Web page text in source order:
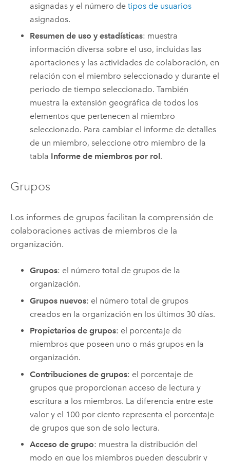
asignadas y el número detipos de usuarios
asignados.
Resumen de uso y estadísticas: muestra
información diversa sobre el uso, incluidas las
aportaciones y las actividades de colaboración, en
relación con el miembro seleccionado y durante el
periodo de tiempo seleccionado. También
muestra la extensión geográfica de todos los
elementos que pertenecen al miembro
seleccionado. Para cambiar el informe de detalles
de un miembro, seleccione otro miembro de la
tabla Informe de miembros por rol.
Grupos
Los informes de grupos facilitan la comprensión de
colaboraciones activas de miembros de la
organización.
Grupos: el número total de grupos de la
organización.
Grupos nuevos: el número total de grupos
creados en la organización en los últimos 30 días.
Propietarios de grupos: el porcentaje de
miembros que poseen uno o más grupos en la
organización.
Contribuciones de grupos: el porcentaje de
grupos que proporcionan acceso de lectura y
escritura a los miembros. La diferencia entre este
valor y el 100 por ciento representa el porcentaje
de grupos que son de solo lectura.
Acceso de grupo: muestra la distribución del
modo en que los miembros pueden descubrir y